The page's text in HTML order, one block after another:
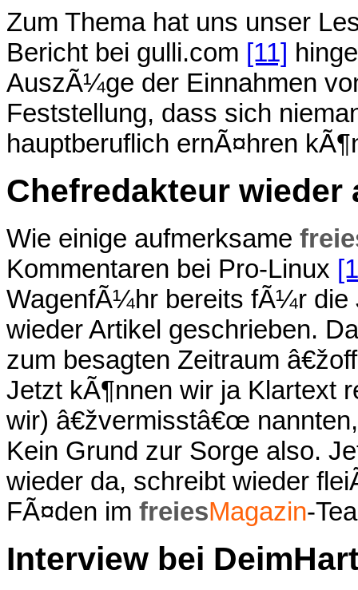
Zum Thema hat uns unser
Bericht bei gulli.com [11]
AuszÃ¼ge der Einnahmen
Feststellung, dass sich
hauptberuflich ernÃ¤hren
Chefredakteur wieder
Wie einige aufmerksame
Kommentaren bei Pro-Linux
WagenfÃ¼hr bereits fÃ¼r
wieder Artikel geschrieben.
zum besagten Zeitraum
Jetzt kÃ¶nnen wir ja Klartext
wir) â€žvermisstâ€œ
Kein Grund zur Sorge also.
wieder da, schreibt wieder
FÃ¤den im freiesMagazin-
Interview bei